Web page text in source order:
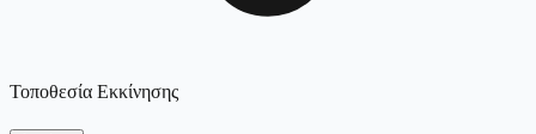
Τοποθεσία Εκκίνησης